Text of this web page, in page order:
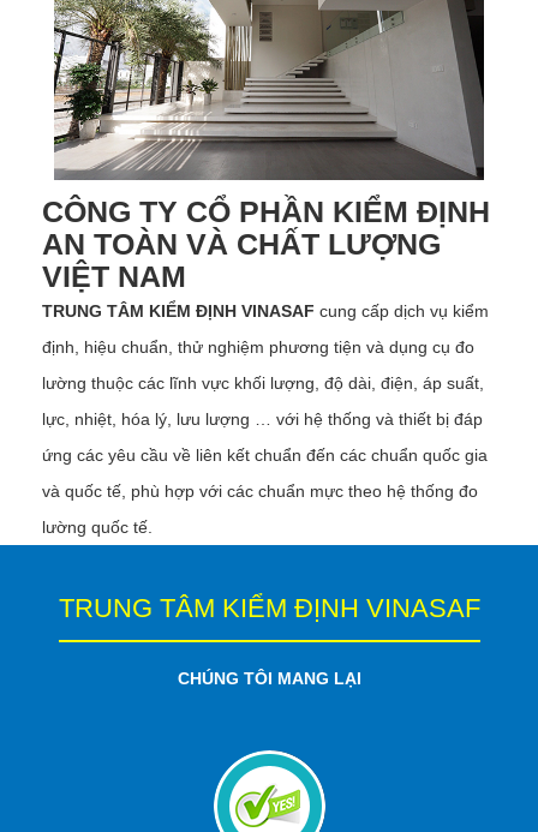
CÔNG TY CỔ PHẦN KIỂM ĐỊNH
AN TOÀN VÀ CHẤT LƯỢNG
VIỆT NAM
TRUNG TÂM KIỂM ĐỊNH VINASAF cung cấp dịch vụ kiểm
định, hiệu chuẩn, thử nghiệm phương tiện và dụng cụ đo
lường thuộc các lĩnh vực khối lượng, độ dài, điện, áp suất,
lực, nhiệt, hóa lý, lưu lượng … với hệ thống và thiết bị đáp
ứng các yêu cầu về liên kết chuẩn đến các chuẩn quốc gia
và quốc tế, phù hợp với các chuẩn mực theo hệ thống đo
lường quốc tế.
TRUNG TÂM KIỂM ĐỊNH VINASAF
CHÚNG TÔI MANG LẠI